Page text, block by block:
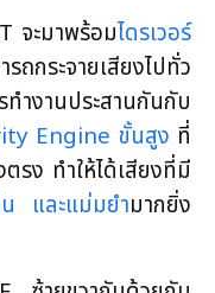
จะมาพร้อมไดรเวอร์
ถกระจายเสียงไปทั่ว
ำงานประสานกันกับ
Engine ขั้นสูง ที่
รง ทำให้ได้เสียงที่มี
และแม่มยำมากยิ่ง